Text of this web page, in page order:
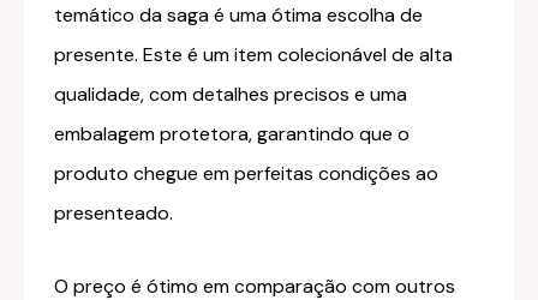
temático da saga é uma ótima escolha de
presente. Este é um item colecionável de alta
qualidade, com detalhes precisos e uma
embalagem protetora, garantindo que o
produto chegue em perfeitas condições ao
presenteado.
O preço é ótimo em comparação com outros